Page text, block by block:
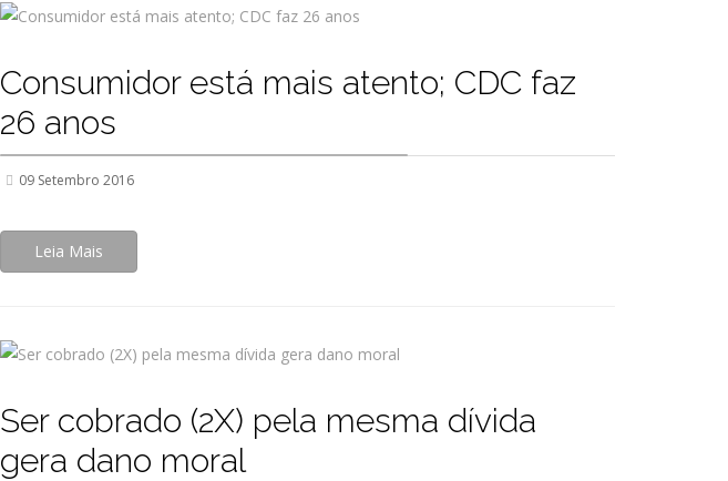
Consumidor está mais atento; CDC faz
26 anos
09 Setembro 2016
Leia Mais
Ser cobrado (2X) pela mesma dívida
gera dano moral